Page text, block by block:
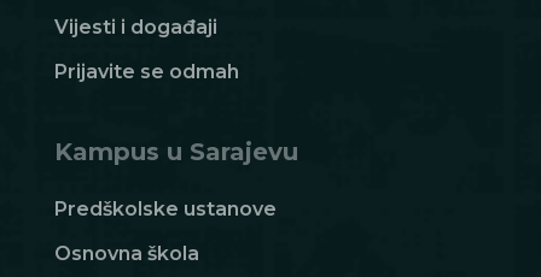
Vijesti i događaji
Prijavite se odmah
Kampus u Sarajevu
Predškolske ustanove
Osnovna škola